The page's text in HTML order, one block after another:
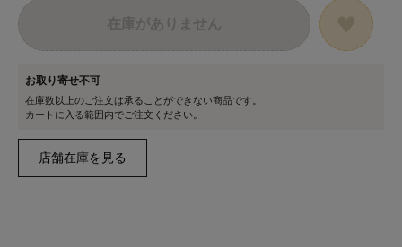
お取り寄せ不可
在庫数以上のご注文は承ることができない商品です。
カートに入る範囲内でご注文ください。